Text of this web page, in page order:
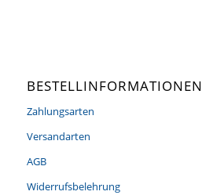
BESTELLINFORMATIONEN
Zahlungsarten
Versandarten
AGB
Widerrufsbelehrung